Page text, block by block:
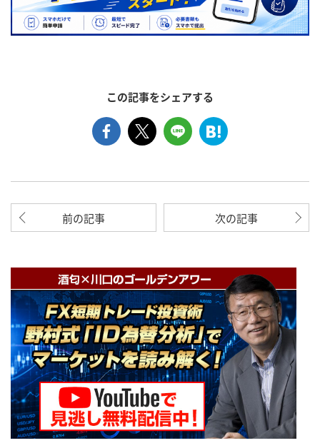
この記事をシェアする
前の記事 次の記事